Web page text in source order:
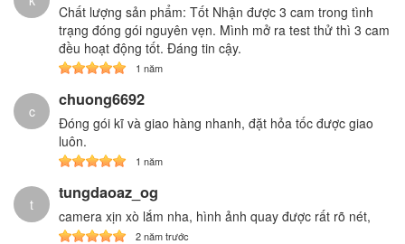
Chất lượng sản phẩm: Tốt Nhận được 3 cam trong tình
trạng đóng gói nguyên vẹn. Mình mở ra test thử thì 3 cam
đều hoạt động tốt. Đáng tin cậy.
1 năm
c
chuong6692
Đóng gói kĩ và giao hàng nhanh, đặt hỏa tốc được giao
luôn.
1 năm
t
tungdaoaz_og
camera xịn xò lắm nha, hình ảnh quay được rất rõ nét,
2 năm trước